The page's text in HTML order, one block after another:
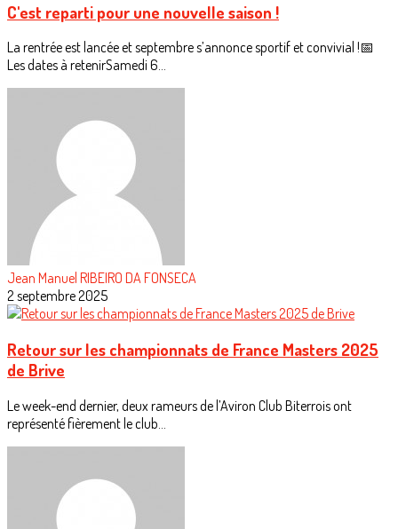
C'est reparti pour une nouvelle saison !
La rentrée est lancée et septembre s’annonce sportif et convivial !📅
Les dates à retenirSamedi 6...
Jean Manuel RIBEIRO DA FONSECA
2 septembre 2025
Retour sur les championnats de France Masters 2025
de Brive
Le week-end dernier, deux rameurs de l’Aviron Club Biterrois ont
représenté fièrement le club...